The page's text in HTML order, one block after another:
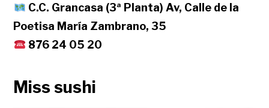
C.C. Grancasa (3ª Planta) Av, Calle de la
Poetisa María Zambrano, 35
876 24 05 20
Miss sushi